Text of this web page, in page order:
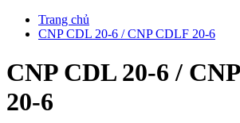
Trang chủ
CNP CDL 20-6 / CNP CDLF 20-6
CNP CDL 20-6 /
20-6